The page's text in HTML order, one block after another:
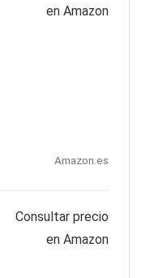
en Amazon
Amazon.es
Consultar precio
en Amazon